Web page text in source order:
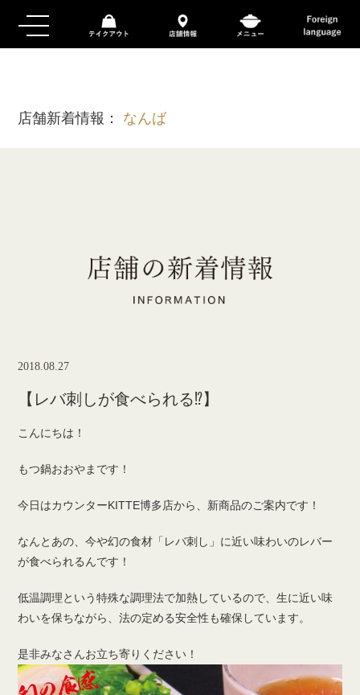
店舗新着情報： なんば
2018.08.27
【レバ刺しが食べられる⁉︎】
こんにちは！
もつ鍋おおやまです！
今日はカウンターKITTE博多店から、新商品のご案内です！
なんとあの、今や幻の食材「レバ刺し」に近い味わいのレバー
が食べられるんです！
低温調理という特殊な調理法で加熱しているので、生に近い味
わいを保ちながら、法の定める安全性も確保しています。
是非みなさんお立ち寄りください！